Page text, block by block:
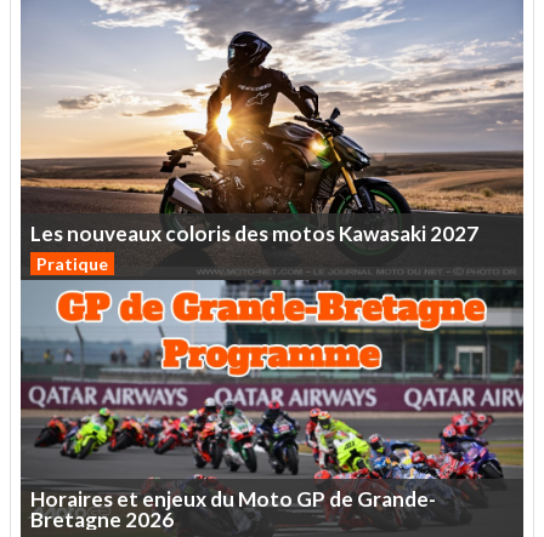
LesnouveauxcolorisdesmotosKawasaki2027
Pratique
HorairesetenjeuxduMotoGPdeGrande-
Bretagne 2026